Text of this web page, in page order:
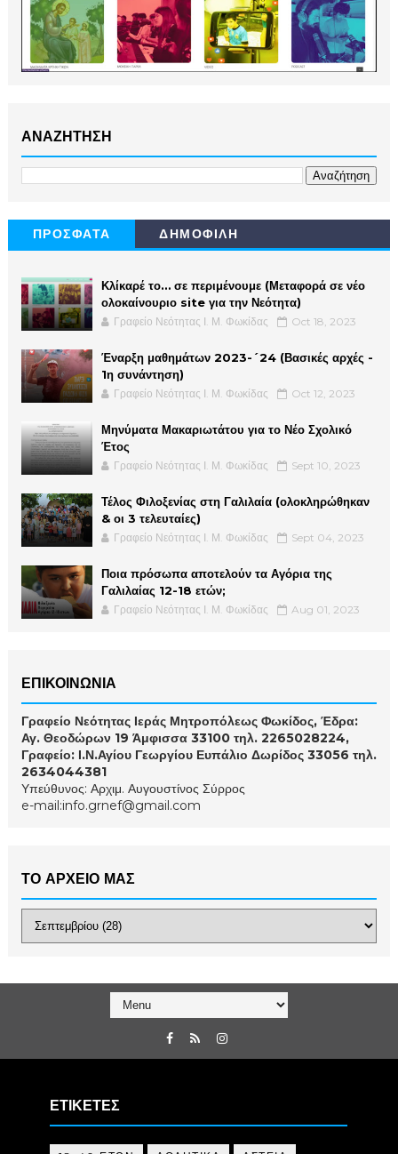
ΑΝΑΖΗΤΗΣΗ
ΠΡΟΣΦΑΤΑ ΔΗΜΟΦΙΛΗ
Κλίκαρέ το… σε περιμένουμε (Μεταφορά σε νέο
ολοκαίνουριο site για την Νεότητα)
Γραφείο Νεότητας Ι. Μ. Φωκίδας Oct 18, 2023
Έναρξη μαθημάτων 2023-´24 (Βασικές αρχές -
1η συνάντηση)
Γραφείο Νεότητας Ι. Μ. Φωκίδας Oct 12, 2023
Μηνύματα Μακαριωτάτου για το Νέο Σχολικό
Έτος
Γραφείο Νεότητας Ι. Μ. Φωκίδας Sept 10, 2023
Τέλος Φιλοξενίας στη Γαλιλαία (ολοκληρώθηκαν
& οι 3 τελευταίες)
Γραφείο Νεότητας Ι. Μ. Φωκίδας Sept 04, 2023
Ποια πρόσωπα αποτελούν τα Αγόρια της
Γαλιλαίας 12-18 ετών;
Γραφείο Νεότητας Ι. Μ. Φωκίδας Aug 01, 2023
ΕΠΙΚΟΙΝΩΝΙΑ
Γραφείο Νεότητας Ιεράς Μητροπόλεως Φωκίδος, Έδρα:
Αγ. Θεοδώρων 19 Άμφισσα 33100 τηλ. 2265028224,
Γραφείο: Ι.Ν.Αγίου Γεωργίου Ευπάλιο Δωρίδος 33056 τηλ.
2634044381
Υπεύθυνος: Αρχιμ. Αυγουστίνος Σύρρος
e-mail:info.grnef@gmail.com
ΤΟ ΑΡΧΕΙΟ ΜΑΣ
ΕΤΙΚΕΤΕΣ